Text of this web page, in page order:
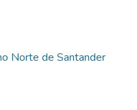
Norte de Santander